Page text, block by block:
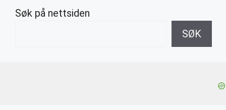
Søk på nettsiden
SØK